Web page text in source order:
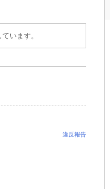
います。
違反報告